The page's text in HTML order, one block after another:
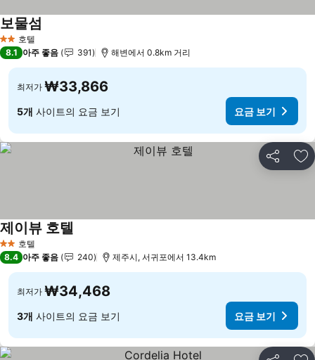
2 성급호텔
보물섬
8.1 아주 좋음 391 해변에서 0.8km 거리
최저가 ₩33,866
5개 사이트의 요금 보기 요금 보기
공유 즐
2 성급호텔
제이뷰 호텔
8.4 아주 좋음 240 제주시, 서귀포에서 13.4km
최저가 ₩34,468
3개 사이트의 요금 보기 요금 보기